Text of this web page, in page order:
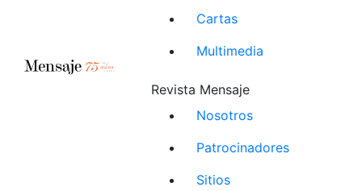
Cartas
Multimedia
Revista Mensaje
Nosotros
Patrocinadores
Sitios